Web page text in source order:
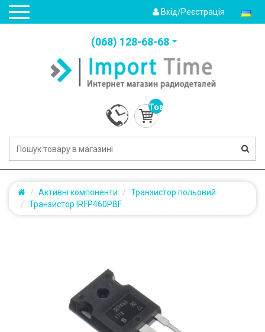
Вхід/Реєстрація
(‎068) 128-68-68
Товарів:
0
(0.0грн.)
Активні компоненти
Транзистор польовий
Транзистор IRFP460PBF